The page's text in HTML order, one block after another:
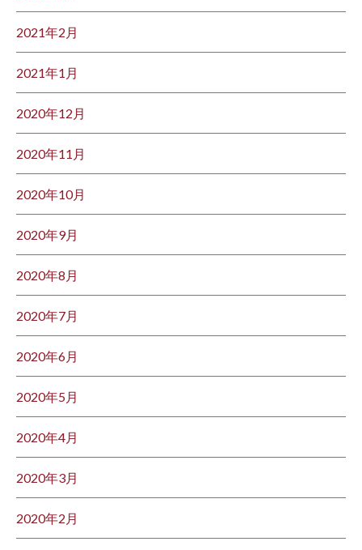
2021年2月
2021年1月
2020年12月
2020年11月
2020年10月
2020年9月
2020年8月
2020年7月
2020年6月
2020年5月
2020年4月
2020年3月
2020年2月